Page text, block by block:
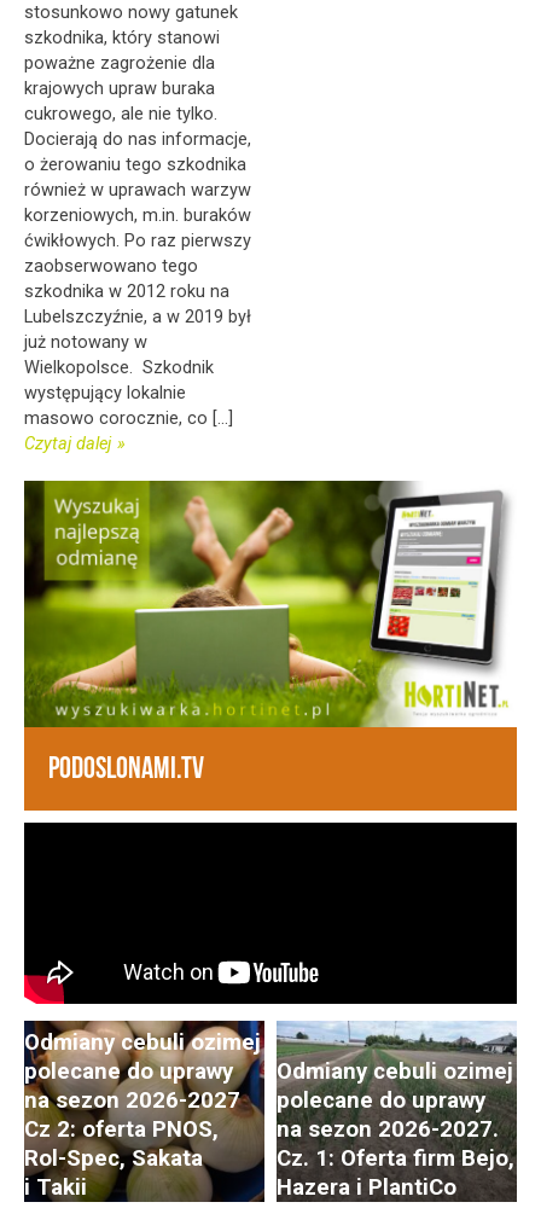
stosunkowo nowy gatunek
szkodnika, który stanowi
poważne zagrożenie dla
krajowych upraw buraka
cukrowego, ale nie tylko.
Docierają do nas informacje,
o żerowaniu tego szkodnika
również w uprawach warzyw
korzeniowych, m.in. buraków
ćwikłowych. Po raz pierwszy
zaobserwowano tego
szkodnika w 2012 roku na
Lubelszczyźnie, a w 2019 był
już notowany w
Wielkopolsce. Szkodnik
występujący lokalnie
masowo corocznie, co [...]
Czytaj dalej
PODOSLONAMI.TV
Odmiany cebuli ozimej
polecane do uprawy
na sezon 2026-2027
Cz 2: oferta PNOS,
Rol-Spec, Sakata
i Takii
Odmiany cebuli ozimej
polecane do uprawy
na sezon 2026-2027.
Cz. 1: Oferta firm Bejo,
Hazera i PlantiCo
Postępy i trendy
w hodowli i uprawie